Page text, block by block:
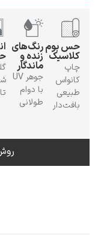
ادگار دگا
جوهر UV
انتخاب
حرفه‌ای
گلچین
شاهکارهای
تاریخ هنر
مقاوم و
آمادهٔ
نصب
کشیده‌شده
روی
چارچوب
روش ساخت و ارسال